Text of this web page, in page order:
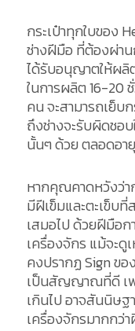
กระเป๋าทุกใบของ
ช่างฝีมือ ที่ต้องผ่า
ได้รับอนุญาตให้ผลิต
ในการผลิต 16-20
คน จะสามารถเย็บ
ถึงช่างจะรับผิดชอบ
นั้นๆ ด้วย ตลอดอา
หากคุณคาดหวังว่า
มีฝีเข็มและตะเข็บ
เสมอไป ด้วยฝีมือ
เครื่องจักร แม้จะดู
คงปรากฏ Sign ข
เป็นสัญญาณที่ดี เพ
เกินไป อาจสันนิษฐ
เครื่องจักรมากกว่